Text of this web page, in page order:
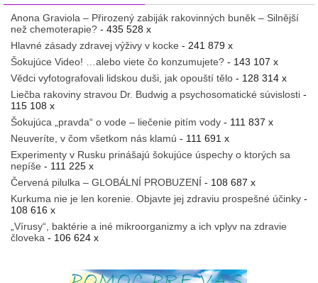
Anona Graviola – Přirozený zabiják rakovinných buněk – Silnější
než chemoterapie? - 435 528 x
Hlavné zásady zdravej výživy v kocke - 241 879 x
Šokujúce Video! …alebo viete čo konzumujete? - 143 107 x
Vědci vyfotografovali lidskou duši, jak opouští tělo - 128 314 x
Liečba rakoviny stravou Dr. Budwig a psychosomatické súvislosti -
115 108 x
Šokujúca „pravda“ o vode – liečenie pitím vody - 111 837 x
Neuveríte, v čom všetkom nás klamú - 111 691 x
Experimenty v Rusku prinášajú šokujúce úspechy o ktorých sa
nepíše - 111 225 x
Červená pilulka – GLOBÁLNÍ PROBUZENÍ - 108 687 x
Kurkuma nie je len korenie. Objavte jej zdraviu prospešné účinky -
108 616 x
„Vírusy“, baktérie a iné mikroorganizmy a ich vplyv na zdravie
človeka - 106 624 x